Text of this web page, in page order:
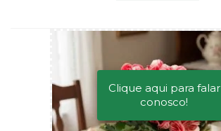
Clique aqui para falar
conosco!